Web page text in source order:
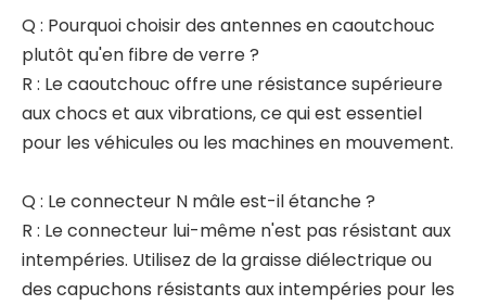
Q : Pourquoi choisir des antennes en caoutchouc
plutôt qu'en fibre de verre ?
R : Le caoutchouc offre une résistance supérieure
aux chocs et aux vibrations, ce qui est essentiel
pour les véhicules ou les machines en mouvement.
Q : Le connecteur N mâle est-il étanche ?
R : Le connecteur lui-même n'est pas résistant aux
intempéries. Utilisez de la graisse diélectrique ou
des capuchons résistants aux intempéries pour les